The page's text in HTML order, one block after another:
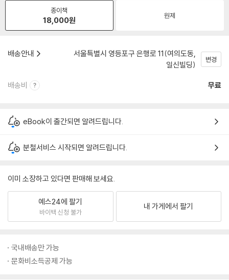
종이책
18,000원 원제
배송안내
서울특별시 영등포구 은행로 11(여의도동,
일신빌딩)
변경
배송비 무료
eBook이 출간되면 알려드립니다.
분철서비스 시작되면 알려드립니다.
이미 소장하고 있다면 판매해 보세요.
예스24에 팔기
바이백 신청 불가
내 가게에서 팔기
국내배송만 가능
문화비소득공제 가능